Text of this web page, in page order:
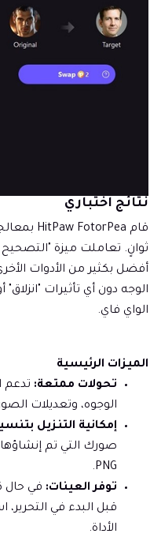
نتائج اختباري
ثوانٍ. تعاملت ميزة "التصحيح
أفضل بكثير من الأدوات
الوجه دون أي تأثيرات
الواي فاي.
الميزات الرئيسية
تحولات ممتعة: تدعم
الوجوه، وتعديلات
إمكانية التنزيل
PNG.
توفر العينات: في حال
قبل البدء في
الأداة.